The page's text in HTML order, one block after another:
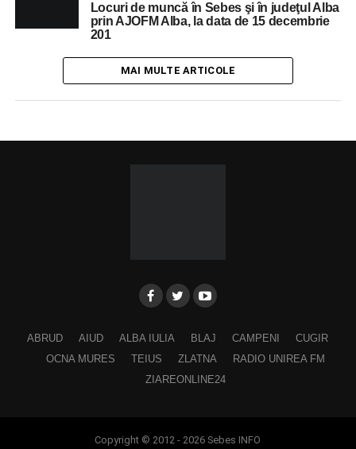
Locuri de muncă în Sebes şi în judeţul Alba
prin AJOFM Alba, la data de 15 decembrie
201
MAI MULTE ARTICOLE
ABRUD AIUD ALBA IULIA BLAJ CAMPENI
CUGIR
OCNA MURES
TEIUS ZLATNA
RADIO UNIREA FM
ZIAREONLINE24
Copyright © 2012 - 2026 Sebes INFO